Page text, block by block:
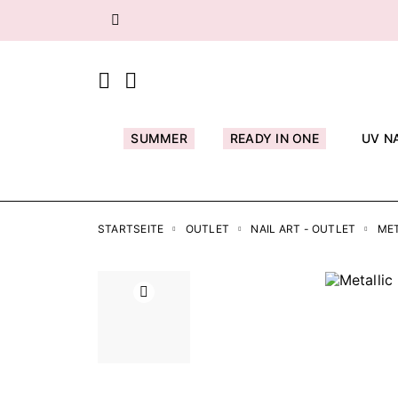
Zurück
SUMMER READY IN ONE UV
STARTSEITE OUTLET NAIL ART - OUTLET
Zurück